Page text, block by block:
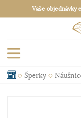
Vaše objednávky
Šperky